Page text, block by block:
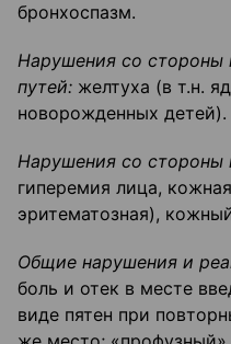
бронхоспазм.
Нарушения со стороны
путей: желтуха (в т.н.
новорожденных детей).
Нарушения со
гиперемия лица,
эритематозная),
Общие нарушения и
боль и отек в месте
виде пятен при